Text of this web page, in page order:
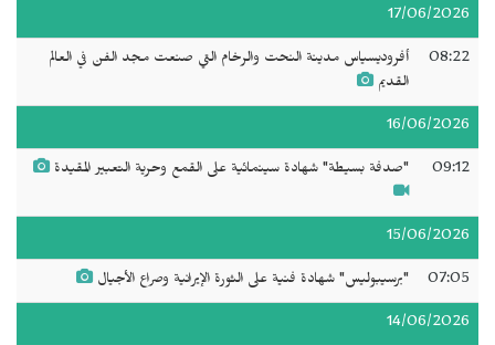
17/06/2026
08:22
أفروديسياس مدينة النحت والرخام التي صنعت مجد الفن في العالم
القديم
16/06/2026
09:12 "صدفة بسيطة" شهادة سينمائية على القمع وحرية التعبير المقيدة
15/06/2026
07:05 "برسيبوليس" شهادة فنية على الثورة الإيرانية وصراع الأجيال
14/06/2026